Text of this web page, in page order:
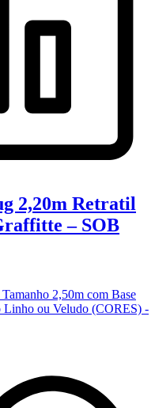
2,20m Retratil
– SOB